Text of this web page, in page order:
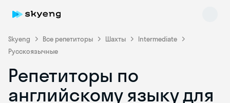
Skyeng Все репетиторы Шахты
Intermediate
Русскоязычные
Репетиторы по
английскому языку для